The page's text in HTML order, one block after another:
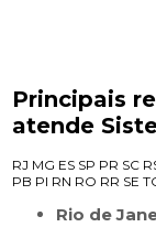
Principais
atende
RJ MG ES SP PR SC
PB PI RN RO RR SE
Rio de